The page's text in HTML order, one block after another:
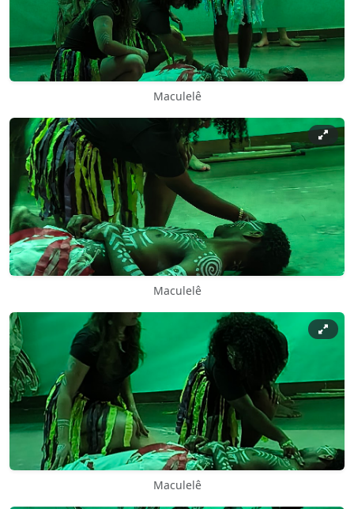
Maculelê
Maculelê
Maculelê